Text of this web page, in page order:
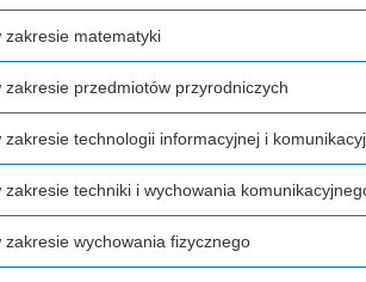
zakresie matematyki
zakresie przedmiotów przyrodniczych
zakresie technologii informacyjnej i
zakresie techniki i wychowania
zakresie wychowania fizycznego